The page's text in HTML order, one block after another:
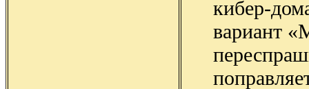
кибер-
вариант